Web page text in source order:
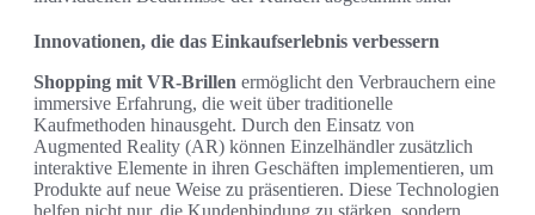
Innovationen, die das Einkaufserlebnis verbessern
Shopping mit VR-Brillen ermöglicht den Verbrauchern eine
immersive Erfahrung, die weit über traditionelle
Kaufmethoden hinausgeht. Durch den Einsatz von
Augmented Reality (AR) können Einzelhändler zusätzlich
interaktive Elemente in ihren Geschäften implementieren, um
Produkte auf neue Weise zu präsentieren. Diese Technologien
helfen nicht nur, die Kundenbindung zu stärken, sondern